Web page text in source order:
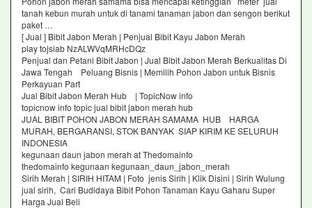
tanah kebun murah untuk di tanami tanaman jabon dan sengon berikut
paket …
[ Jual ] Bibit Jabon Merah | Penjual Bibit Kayu Jabon Merah
play tojsiab NzALWVqMRHcDQz
Penjual dan Petani Bibit Jabon | Jual Bibit Jabon Merah Berkualitas Di
Jawa Tengah Peluang Bisnis | Memilih Pohon Jabon untuk Bisnis
Perkayuan Part
Jual Bibit Jabon Merah Hub | TopicNow info
topicnow info topic jual bibit jabon merah hub
JUAL BIBIT POHON JABON MERAH SAMAMA HUB HARGA
MURAH, BERGARANSI, STOK BANYAK SIAP KIRIM KE SELURUH
INDONESIA
kegunaan daun jabon merah at Thedomainfo
thedomainfo kegunaan kegunaan_daun_jabon_merah
Sirih Merah | SIRIH HITAM | Foto jenis Sirih | Klik Disini | Sirih Wulung
jual sirih, Cari Budidaya Bibit Pohon Tanaman Kayu Gaharu Super
Harga Jual Beli